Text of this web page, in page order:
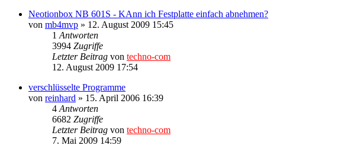
Neotionbox NB 601S - KAnn ich Festplatte einfach abnehmen?
von mb4mvp » 12. August 2009 15:45
1 Antworten
3994 Zugriffe
Letzter Beitrag von techno-com
12. August 2009 17:54
verschlüsselte Programme
von reinhard » 15. April 2006 16:39
4 Antworten
6682 Zugriffe
Letzter Beitrag von techno-com
7. Mai 2009 14:59